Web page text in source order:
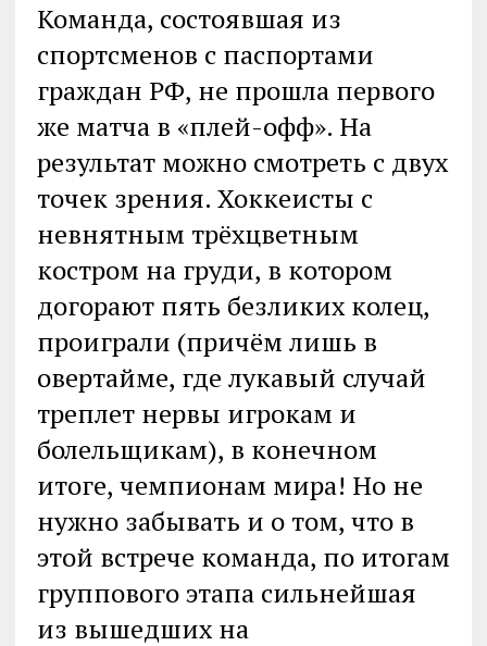
Команда, состоявшая из
спортсменов с паспортами
граждан РФ, не прошла первого
же матча в «плей-офф». На
результат можно смотреть с двух
точек зрения. Хоккеисты с
невнятным трёхцветным
костром на груди, в котором
догорают пять безликих колец,
проиграли (причём лишь в
овертайме, где лукавый случай
треплет нервы игрокам и
болельщикам), в конечном
итоге, чемпионам мира! Но не
нужно забывать и о том, что в
этой встрече команда, по итогам
группового этапа сильнейшая
из вышедших на